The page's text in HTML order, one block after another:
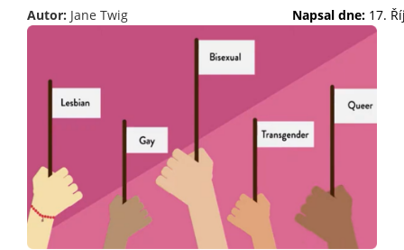
Autor: Jane Twig Napsal dne: 17.